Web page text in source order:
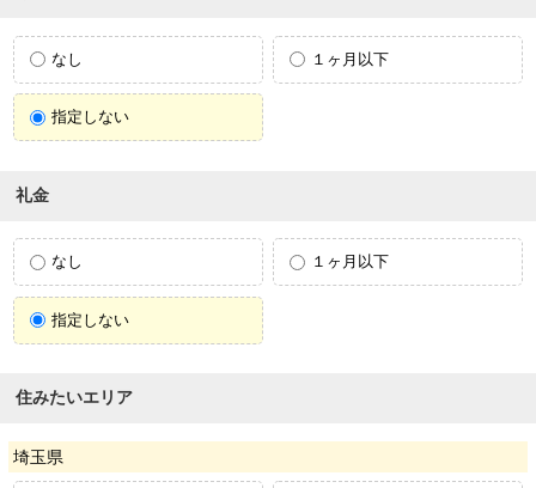
なし １ヶ月以下
指定しない
礼金
なし １ヶ月以下
指定しない
住みたいエリア
埼玉県